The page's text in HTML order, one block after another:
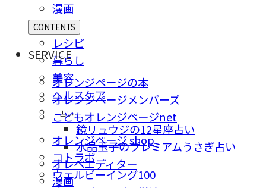
漫画
CONTENTS
レシピ
暮らし
美容
ヘルスケア
占い
鏡リュウジの12星座占い
水晶玉子のプレミアムうさぎ占い
オレペエディター
漫画
SERVICE
オレンジページの本
オレンジページメンバーズ
こどもオレンジページnet
オレンジページ shop
コトラボ
ウェルビーイング100